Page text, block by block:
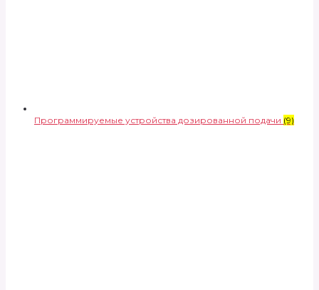
Программируемые устройства дозированной подачи (9)